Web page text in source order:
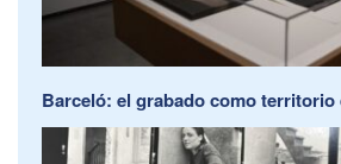
Barceló: el grabado como territorio